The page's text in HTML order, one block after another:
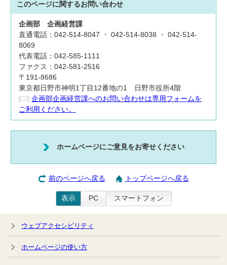
このページに関するお問い合わせ
企画部企画経営課
直通電話：042-514-8047 ・ 042-514-8038 ・ 042-514-
8069
代表電話：042-585-1111
ファクス：042-581-2516
〒191-8686
東京都日野市神明1丁目12番地の1 日野市役所4階
企画部企画経営課へのお問い合わせは専用フォームを
ご利用ください。
ホームページにご意見をお寄せください
前のページへ戻る トップページへ戻る
表示 PC スマートフォン
ウェブアクセシビリティ
ホームページの使い方